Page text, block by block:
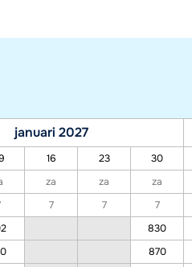
januari 2027
16 23 30
za za za
7 7 7
830
870